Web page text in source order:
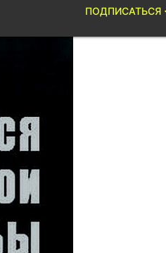
ПОДПИСАТЬСЯ